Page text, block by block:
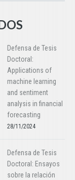
Defensa de Tesis
Doctoral:
Applications of
machine learning
and sentiment
analysis in financial
forecasting
28/11/2024
Defensa de Tesis
Doctoral: Ensayos
sobre la relación